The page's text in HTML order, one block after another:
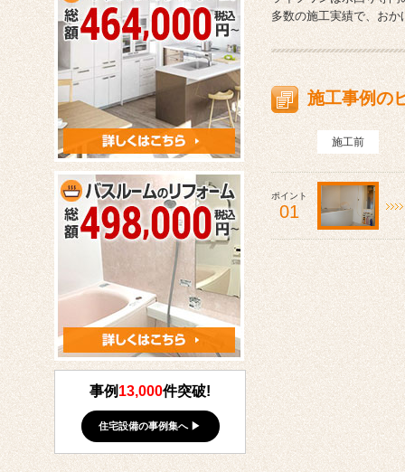
多数の施工実績で、お
施工事例の
施工前
ポイント
01
事例 13,000件突破!
住宅設備の事例集へ ▶